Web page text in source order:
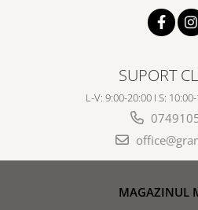
SUPORT
L-V: 9:00-20:00 I S:
MAGAZINUL